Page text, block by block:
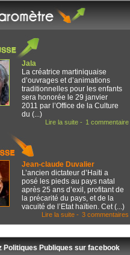
Jala
La créatrice martiniquaise
d’ouvrages et d’animations
traditionnelles pour les enfants
sera honorée le 29 janvier
2011 par l’Office de la Culture
du (...)
1 commentaire
Lire la suite -
Jean-claude Duvalier
L’ancien dictateur d’Haïti a
posé les pieds au pays natal
après 25 ans d’exil, profitant de
la précarité du pays, et de la
vacuité de l’Etat haïtien. Cet (...)
3 commentaires
Lire la suite -
Politiques Publiques sur facebook